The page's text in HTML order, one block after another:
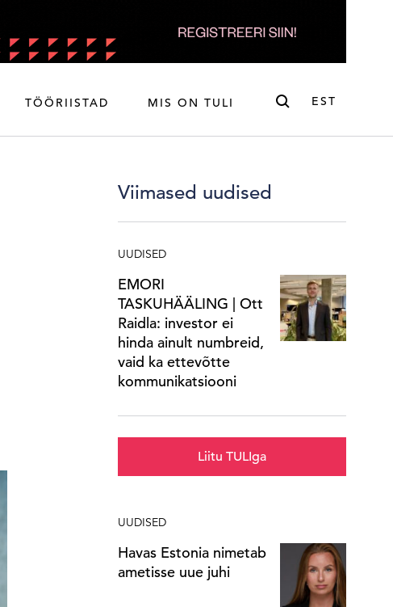
TÖÖRIISTAD MIS ON TULI EST
Otsi
Viimased uudised
UUDISED
EMORI
TASKUHÄÄLING | Ott
Raidla: investor ei
hinda ainult numbreid,
vaid ka ettevõtte
kommunikatsiooni
Liitu TULIga
UUDISED
Havas Estonia nimetab
ametisse uue juhi